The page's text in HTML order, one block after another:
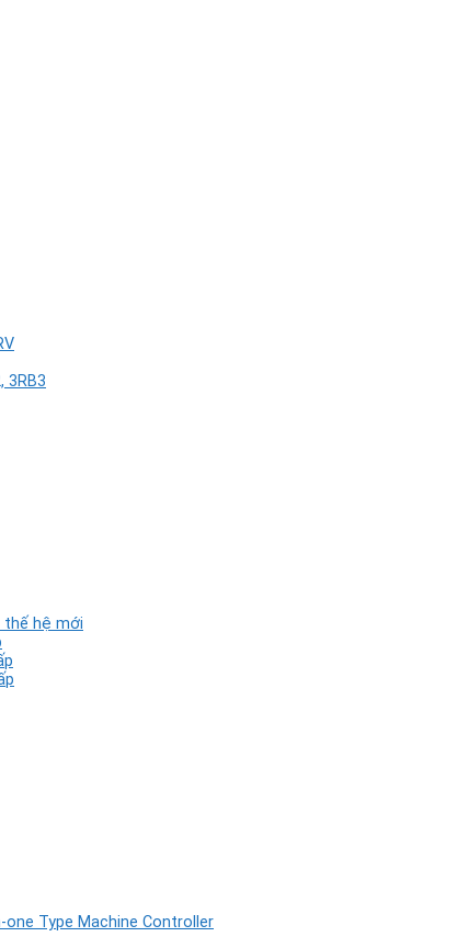
3RB3
thế hệ mới
one Type Machine Controller